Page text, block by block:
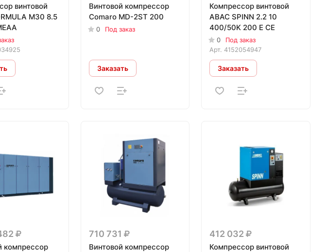
винтовой
M30 8.5
Винтовой компрессор
Comaro MD-2ST 200
0 Под заказ
Заказать
Компрессор винтовой
ABAC SPINN 2.2 10
400/50K 200 E CE
0
Под заказ
Арт.4152054947
Заказать
компрессор
710 731
Винтовой компрессор
412 032
Компрессор винтовой